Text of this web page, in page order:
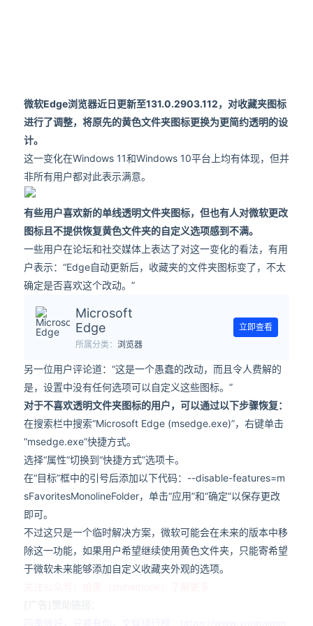
微软Edge浏览器近日更新至131.0.2903.112，对收藏夹图标
进行了调整，将原先的黄色文件夹图标更换为更简约透明的设
计。
这一变化在Windows 11和Windows 10平台上均有体现，但并
非所有用户都对此表示满意。
有些用户喜欢新的单线透明文件夹图标，但也有人对微软更改
图标且不提供恢复黄色文件夹的自定义选项感到不满。
一些用户在论坛和社交媒体上表达了对这一变化的看法，有用
户表示：“Edge自动更新后，收藏夹的文件夹图标变了，不太
确定是否喜欢这个改动。”
Microsoft
Edge
所属分类： 浏览器
立即查看
另一位用户评论道：“这是一个愚蠢的改动，而且令人费解的
是，设置中没有任何选项可以自定义这些图标。”
对于不喜欢透明文件夹图标的用户，可以通过以下步骤恢复：
在搜索栏中搜索“Microsoft Edge (msedge.exe)”，右键单击
“msedge.exe”快捷方式。
选择“属性”切换到“快捷方式”选项卡。
在“目标”框中的引号后添加以下代码：--disable-features=m
sFavoritesMonolineFolder，单击“应用”和“确定”以保存更改
即可。
不过这只是一个临时解决方案，微软可能会在未来的版本中移
除这一功能，如果用户希望继续使用黄色文件夹，只能寄希望
于微软未来能够添加自定义收藏夹外观的选项。